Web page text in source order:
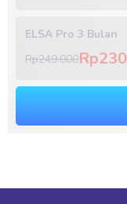
ELSA Pro 3 Bulan
Rp249.000